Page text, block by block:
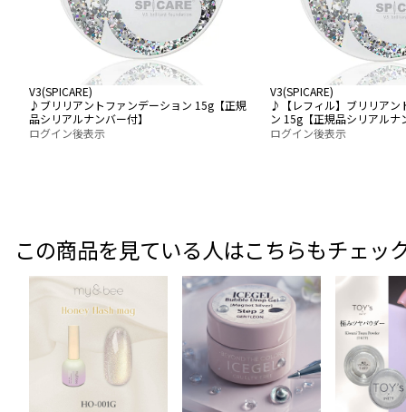
V3(SPICARE)
♪ブリリアントファンデーション 15g【正規
品シリアルナンバー付】
ログイン後表示
V3(SPICARE)
♪【レフィル】ブリリアン
ン 15g【正規品シリアルナ
ログイン後表示
この商品を見ている人はこちらもチェッ